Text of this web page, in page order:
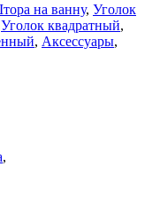
на ванну, Уголок
Уголок квадратный,
, Аксессуары,
,